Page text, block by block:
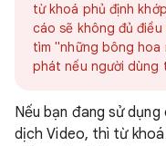
từ khoá phủ định
cáo sẽ không đủ
tìm "những bông hoa
phát nếu người dùng
Nếu bạn đang sử
dịch Video, thì từ